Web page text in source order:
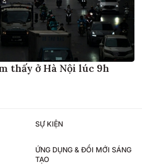
thấy ở Hà Nội lúc 9h
SỰ KIỆN
ỨNG DỤNG & ĐỔI MỚI SÁNG
TẠO